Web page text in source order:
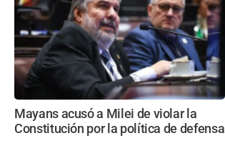
Mayans acusó a Milei de violar la
Constitución por la política de defensa